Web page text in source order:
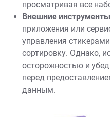
просматривая все
Внешние
приложения или
управления
сортировку. Однако,
осторожностью и
перед
данным.